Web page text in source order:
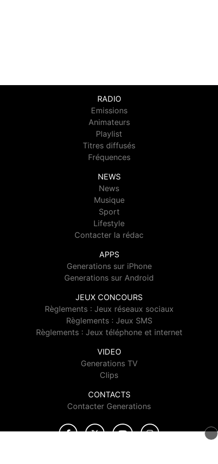
RADIO
Emissions
Animateurs
Playlist
Titres diffusés
Fréquences
NEWS
News
Musique
Sport
Lifestyle
Contacter la rédac
APPS
Generations sur iPhone
Generations sur Android
JEUX CONCOURS
Règlements : Jeux réseaux sociaux
Règlements : Jeux SMS
Règlements : Jeux téléphone et internet
VIDEO
Generations TV
Clips
CONTACTS
Contacter Generations